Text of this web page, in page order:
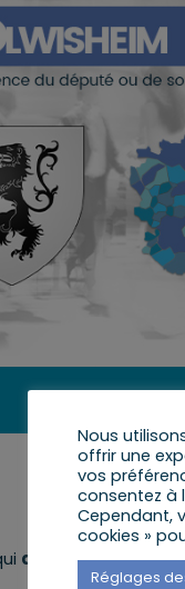
aura lieu à la
Nous
offrir une
vos
consentez à
Cependant,
cookies »
Réglages